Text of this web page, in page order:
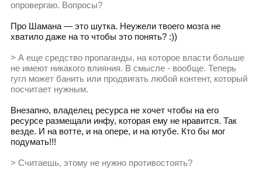
опровергаю. Вопросы?
Про Шамана — это шутка. Неужели твоего мозга не
хватило даже на то чтобы это понять? :))
> А еще средство пропаганды, на которое власти больше
не имеют никакого влияния. В смысле - вообще. Теперь
гугл может банить или продвигать любой контент, который
посчитает нужным.
Внезапно, владелец ресурса не хочет чтобы на его
ресурсе размещали инфу, которая ему не нравится. Так
везде. И на вотте, и на опере, и на ютубе. Кто бы мог
подумать!!!
> Считаешь, этому не нужно противостоять?